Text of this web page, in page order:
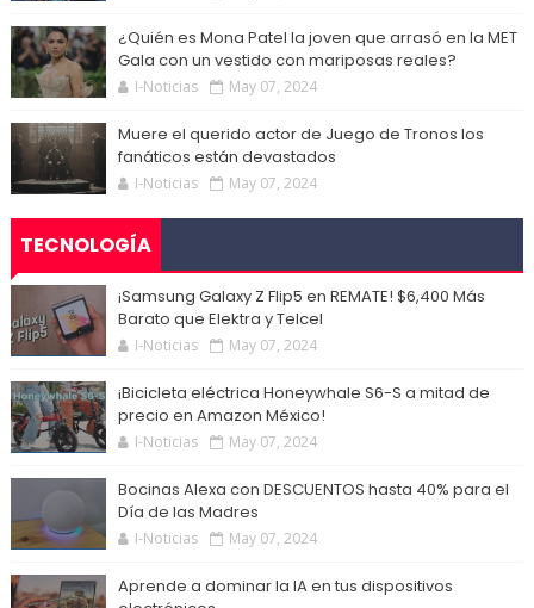
¿Quién es Mona Patel la joven que arrasó en la MET
Gala con un vestido con mariposas reales?
I-Noticias May 07, 2024
Muere el querido actor de Juego de Tronos los
fanáticos están devastados
I-Noticias May 07, 2024
TECNOLOGÍA
¡Samsung Galaxy Z Flip5 en REMATE! $6,400 Más
Barato que Elektra y Telcel
I-Noticias May 07, 2024
¡Bicicleta eléctrica Honeywhale S6-S a mitad de
precio en Amazon México!
I-Noticias May 07, 2024
Bocinas Alexa con DESCUENTOS hasta 40% para el
Día de las Madres
I-Noticias May 07, 2024
Aprende a dominar la IA en tus dispositivos